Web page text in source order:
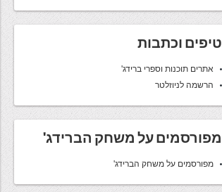
טיפים וכתבות
אתרים תוכנות וספרי ברידג'
הרשמה לניוזלטר
מפורסמים על משחק הברידג'
מפורסמים על משחק הברידג'